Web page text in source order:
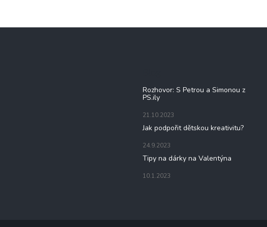
Rozhovor: S Petrou a Simonou z
PS.ily
21.10.2023
Jak podpořit dětskou kreativitu?
24.9.2023
Tipy na dárky na Valentýna
10.1.2023